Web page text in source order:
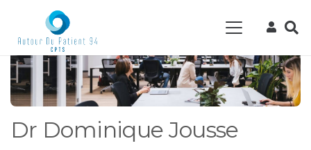
Dr Dominique Jousse